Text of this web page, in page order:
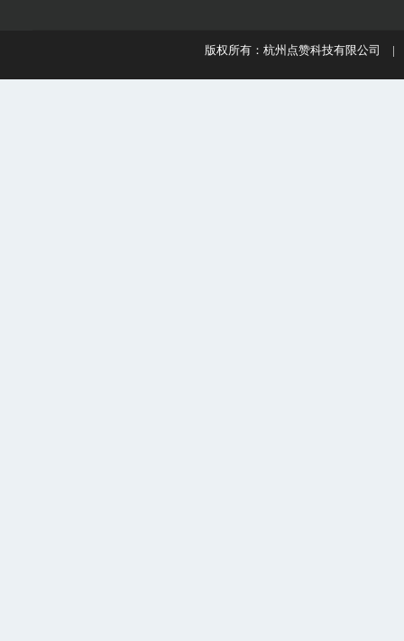
版权所有：杭州点赞科技有限公司